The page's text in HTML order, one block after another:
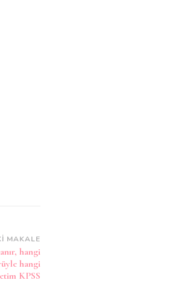
MAKALE
hangi
hangi
KPSS